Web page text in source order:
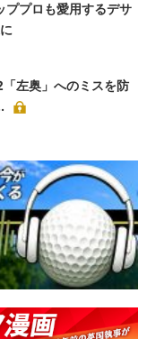
ププロも愛用するデサ
「左奥」へのミスを防